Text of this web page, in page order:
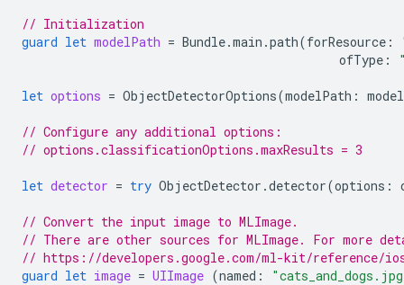
// Initialization
guard let modelPath = Bundle.main .path(forResource :
ofType :
let options = ObjectDetectorOptions(modelPath :
// Configure any additional options:
// options.classificationOptions.maxResults = 3
let detector = try ObjectDetector .detector(options :
// Convert the input image to MLImage.
// There are other sources for MLImage. For more
// https://developers.google.com/ml-kit/reference/ios/
guard let image = UIImage (named :